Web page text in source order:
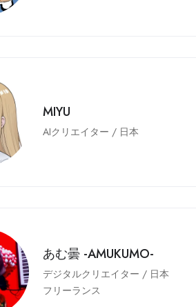
MIYU
AIクリエイター / 日本
あむ曇 -AMUKUMO-
デジタルクリエイター / 日本
フリーランス